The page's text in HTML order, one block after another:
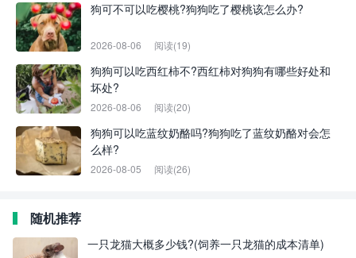
狗可不可以吃樱桃?狗狗吃了樱桃该怎么办?
2026-08-06 阅读(19)
狗狗可以吃西红柿不?西红柿对狗狗有哪些好处和
坏处?
2026-08-06 阅读(20)
狗狗可以吃蓝纹奶酪吗?狗狗吃了蓝纹奶酪对会怎
么样?
2026-08-05 阅读(26)
随机推荐
一只龙猫大概多少钱?(饲养一只龙猫的成本清单)